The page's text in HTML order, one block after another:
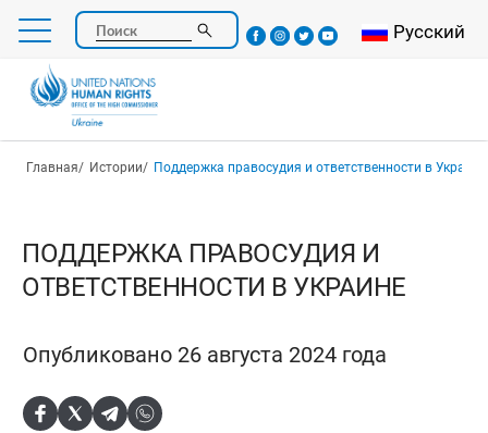
Перейти
основному
содержанию
Поиск Select your
Русский
Строка навигации
Главная Истории Поддержка правосудия и ответственности в Украине
ПОДДЕРЖКА ПРАВОСУДИЯ И
ОТВЕТСТВЕННОСТИ В УКРАИНЕ
Опубликовано 26 августа 2024 года